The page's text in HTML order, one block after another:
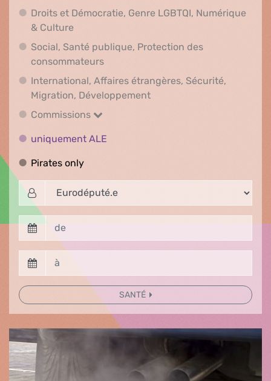
Droits et Démocratie, Genre LGBTQI, Numérique
& CultureDroits et Démocratie, Genre LGBTQI,
Social, Santé publique, Protection des
consommateursSocial, Santé publique, Protection
International, Affaires étrangères, Sécurité,
Migration, DéveloppementInternational, Affaires
Commissions
Commissions
uniquement ALE
Pirates onlyPirates only
SANTÉ